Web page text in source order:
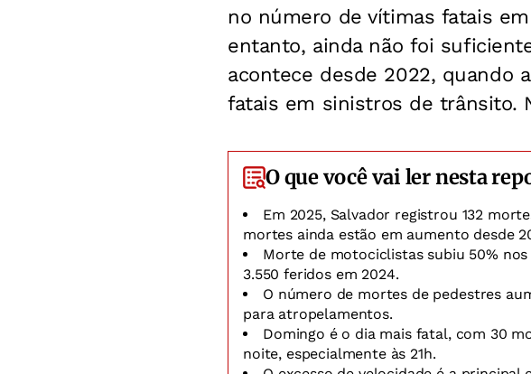
no número de vítimas fatais
entanto, ainda não foi
acontece desde 2022, quando
fatais em sinistros de trânsito.
O que você vai ler nesta
Em 2025, Salvador registrou 132
mortes ainda estão em aumento desde
Morte de motociclistas subiu 50%
3.550 feridos em 2024.
O número de mortes de pedestres
para atropelamentos.
Domingo é o dia mais fatal, com 30
noite, especialmente às 21h.